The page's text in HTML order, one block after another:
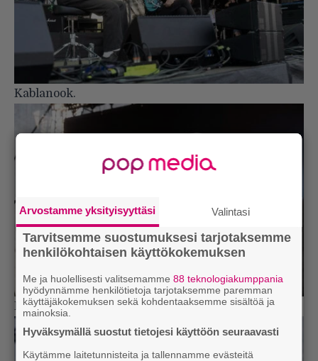
Kablanook.
Kablanook.
Arvostamme yksityisyyttäsi Valintasi
Tarvitsemme suostumuksesi tarjotaksemme
henkilökohtaisen käyttökokemuksen
Me ja huolellisesti valitsemamme88 teknologiakumppania
hyödynnämme henkilötietoja tarjotaksemme paremman
käyttäjäkokemuksen sekä kohdentaaksemme sisältöä ja
mainoksia.
Hyväksymällä suostut tietojesi käyttöön seuraavasti
Käytämme laitetunnisteita ja tallennamme evästeitä